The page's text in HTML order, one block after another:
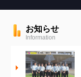
お知らせ
Information